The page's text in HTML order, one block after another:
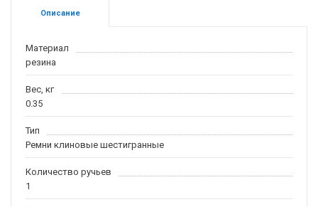
Описание
Материал
резина
Вес, кг
0.35
Тип
Ремни клиновые шестигранные
Количество ручьев
1